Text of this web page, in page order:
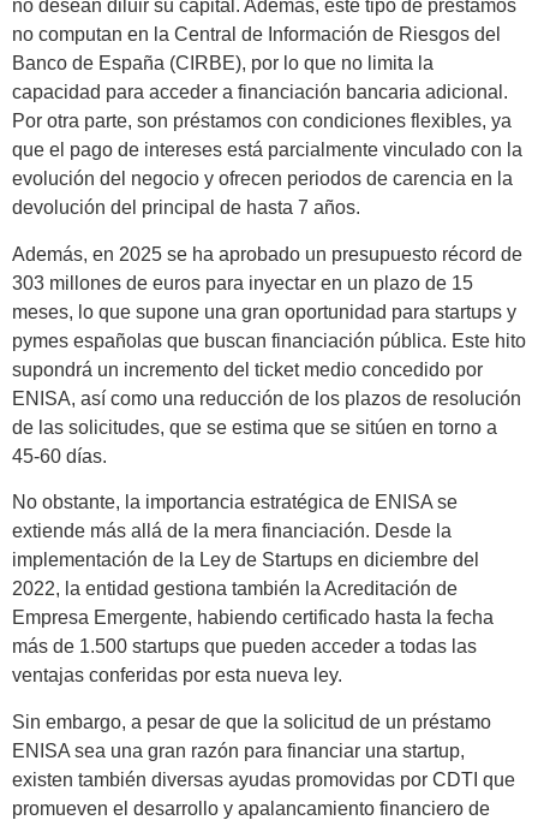
no desean diluir su capital. Además, este tipo de préstamos
no computan en la Central de Información de Riesgos del
Banco de España (CIRBE), por lo que no limita la
capacidad para acceder a financiación bancaria adicional.
Por otra parte, son préstamos con condiciones flexibles, ya
que el pago de intereses está parcialmente vinculado con la
evolución del negocio y ofrecen periodos de carencia en la
devolución del principal de hasta 7 años.
Además, en 2025 se ha aprobado un presupuesto récord de
303 millones de euros para inyectar en un plazo de 15
meses, lo que supone una gran oportunidad para startups y
pymes españolas que buscan financiación pública. Este hito
supondrá un incremento del ticket medio concedido por
ENISA, así como una reducción de los plazos de resolución
de las solicitudes, que se estima que se sitúen en torno a
45-60 días.
No obstante, la importancia estratégica de ENISA se
extiende más allá de la mera financiación. Desde la
implementación de la Ley de Startups en diciembre del
2022, la entidad gestiona también la Acreditación de
Empresa Emergente, habiendo certificado hasta la fecha
más de 1.500 startups que pueden acceder a todas las
ventajas conferidas por esta nueva ley.
Sin embargo, a pesar de que la solicitud de un préstamo
ENISA sea una gran razón para financiar una startup,
existen también diversas ayudas promovidas por CDTI que
promueven el desarrollo y apalancamiento financiero de